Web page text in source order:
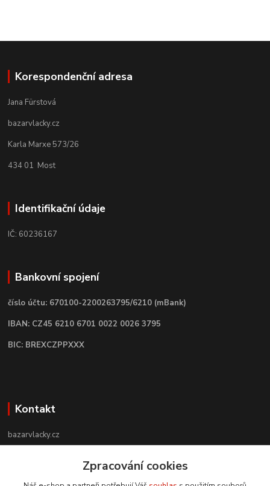
Korespondenční adresa
Jana Fürstová
bazarvlacky.cz
Karla Marxe 573/26
434 01 Most
Identifikační údaje
IČ: 60236167
Bankovní spojení
číslo účtu: 670100-2200263795/6210 (mBank)
IBAN: CZ45 6210 6701 0022 0026 3795
BIC: BREXCZPPXXX
Kontakt
bazarvlacky.cz
+420 774 141 314Zpracování cookies